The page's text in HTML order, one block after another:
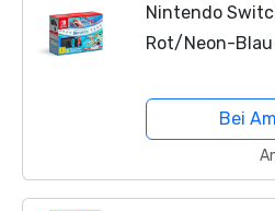
Nintendo
Rot/Neon-
Bei